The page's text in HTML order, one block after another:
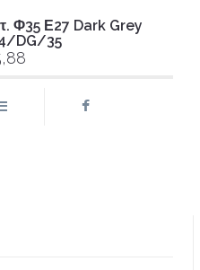
Φ35 Ε27 Dark Grey
DG/35